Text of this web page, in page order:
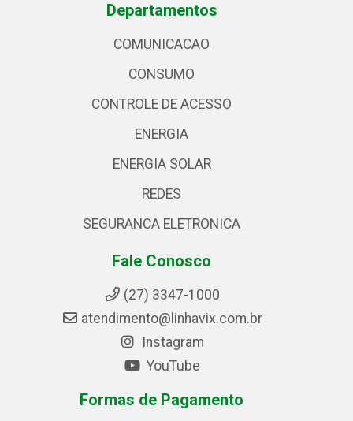
Departamentos
COMUNICACAO
CONSUMO
CONTROLE DE ACESSO
ENERGIA
ENERGIA SOLAR
REDES
SEGURANCA ELETRONICA
Fale Conosco
(27) 3347-1000
atendimento@linhavix.com.br
Instagram
YouTube
Formas de Pagamento